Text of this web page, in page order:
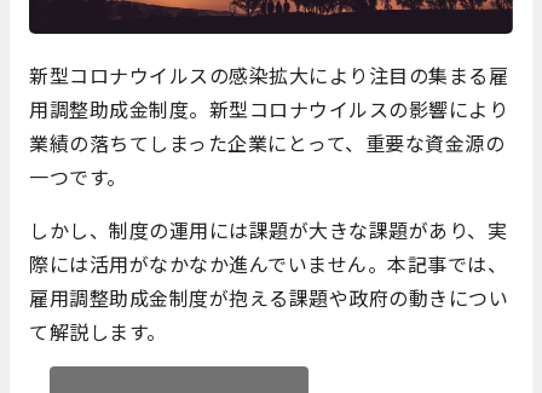
新型コロナウイルスの感染拡大により注目の集まる雇
用調整助成金制度。新型コロナウイルスの影響により
業績の落ちてしまった企業にとって、重要な資金源の
一つです。
しかし、制度の運用には課題が大きな課題があり、実
際には活用がなかなか進んでいません。本記事では、
雇用調整助成金制度が抱える課題や政府の動きについ
て解説します。